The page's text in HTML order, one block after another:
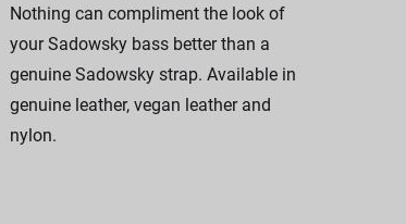
Nothing can compliment the look of
your Sadowsky bass better than a
genuine Sadowsky strap. Available in
genuine leather, vegan leather and
nylon.